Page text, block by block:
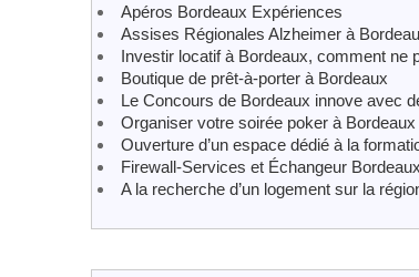
Apéros Bordeaux Expériences
Assises Régionales Alzheimer à
Investir locatif à Bordeaux, comment ne
Boutique de prêt-à-porter à Bordeaux
Le Concours de Bordeaux innove avec
Organiser votre soirée poker à Bordeaux
Ouverture d’un espace dédié à la
Firewall-Services et Échangeur
A la recherche d’un logement sur la